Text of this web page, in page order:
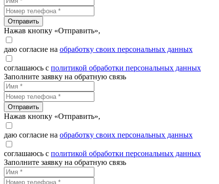
Отправить
Нажав кнопку «Отправить»,
даю согласие на обработку своих персональных данных
соглашаюсь с политикой обработки персональных данных
Заполните заявку на обратную связь
Отправить
Нажав кнопку «Отправить»,
даю согласие на обработку своих персональных данных
соглашаюсь с политикой обработки персональных данных
Заполните заявку на обратную связь